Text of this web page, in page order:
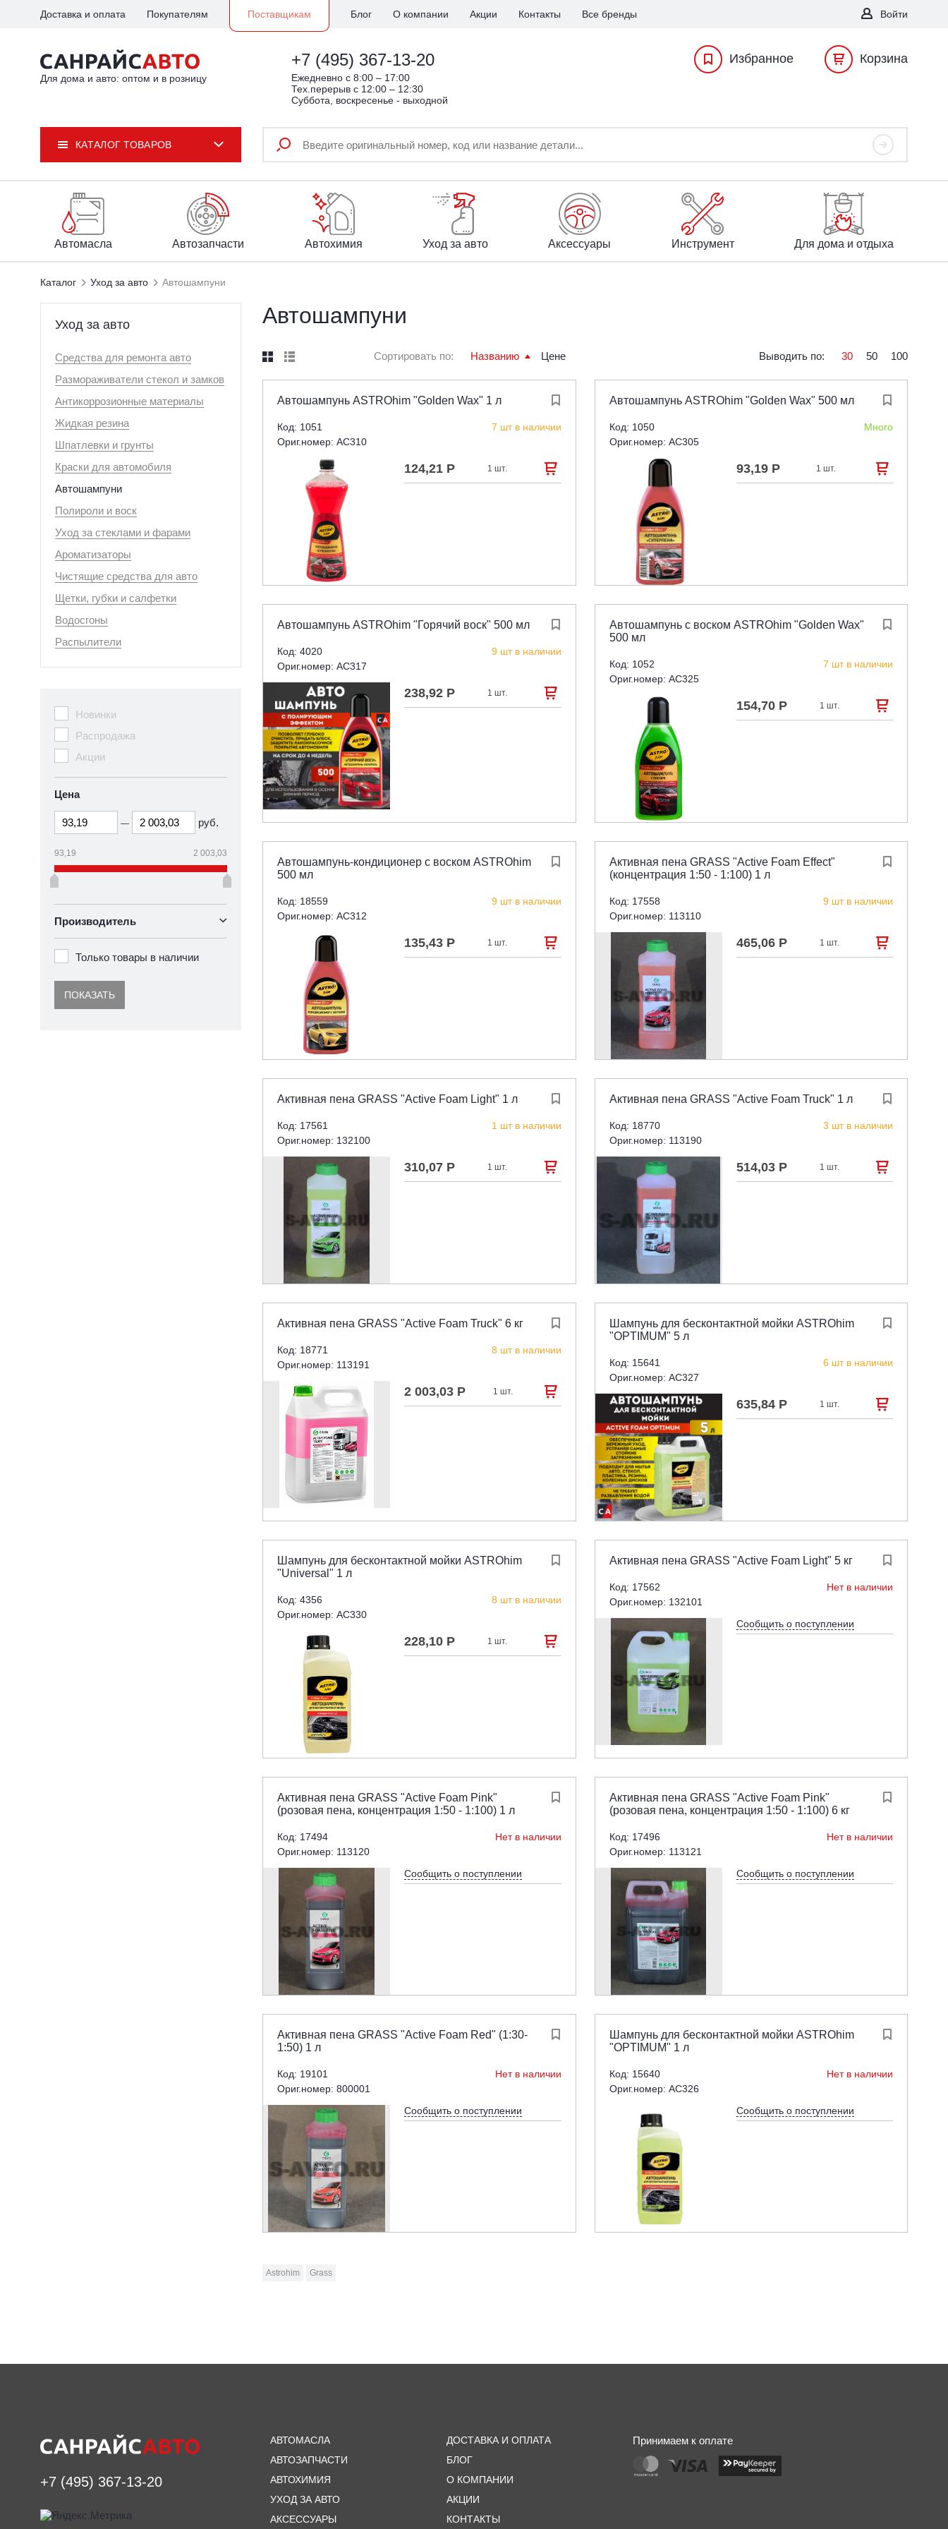
Доставка и оплата Покупателям Поставщикам Блог О компании Акции Контакты Все бренды Войти
Для дома и авто: оптом и в розницу
+7 (495) 367-13-20
Ежедневно c 8:00 – 17:00
Тех.перерыв с 12:00 – 12:30
Суббота, воскресенье - выходной
Избранное Корзина
КАТАЛОГ ТОВАРОВ
Автомасла Автозапчасти Автохимия Уход за авто Аксессуары Инструмент Для дома и отдыха
Каталог Уход за авто Автошампуни
Уход за авто
Средства для ремонта авто
Размораживатели стекол и замков
Антикоррозионные материалы
Жидкая резина
Шпатлевки и грунты
Краски для автомобиля
Автошампуни
Полироли и воск
Уход за стеклами и фарами
Ароматизаторы
Чистящие средства для авто
Щетки, губки и салфетки
Водосгоны
Распылители
Новинки
Распродажа
Акции
Цена
— руб.
93,19 2 003,03
Производитель
Только товары в наличии
ПОКАЗАТЬ
Автошампуни
  Сортировать по: Названию Цене Выводить по: 30 50 100

Автошампунь ASTROhim "Golden Wax" 1 л
Код: 1051
7 шт в наличии
Ориг.номер: AC310
124,21 Р 1 шт. 

Автошампунь ASTROhim "Golden Wax" 500 мл
Код: 1050
Много
Ориг.номер: AC305
93,19 Р 1 шт. 

Автошампунь ASTROhim "Горячий воск" 500 мл
Код: 4020
9 шт в наличии
Ориг.номер: AC317
238,92 Р 1 шт. 

Автошампунь с воском ASTROhim "Golden Wax"
500 мл
Код: 1052
7 шт в наличии
Ориг.номер: AC325
154,70 Р 1 шт. 

Автошампунь-кондиционер с воском ASTROhim
500 мл
Код: 18559
9 шт в наличии
Ориг.номер: AC312
135,43 Р 1 шт. 

Активная пена GRASS "Active Foam Effect"
(концентрация 1:50 - 1:100) 1 л
Код: 17558
9 шт в наличии
Ориг.номер: 113110
465,06 Р 1 шт. 

Активная пена GRASS "Active Foam Light" 1 л
Код: 17561
1 шт в наличии
Ориг.номер: 132100
310,07 Р 1 шт. 

Активная пена GRASS "Active Foam Truck" 1 л
Код: 18770
3 шт в наличии
Ориг.номер: 113190
514,03 Р 1 шт. 

Активная пена GRASS "Active Foam Truck" 6 кг
Код: 18771
8 шт в наличии
Ориг.номер: 113191
2 003,03 Р 1 шт. 

Шампунь для бесконтактной мойки ASTROhim
"OPTIMUM" 5 л
Код: 15641
6 шт в наличии
Ориг.номер: AC327
635,84 Р 1 шт. 

Шампунь для бесконтактной мойки ASTROhim
"Universal" 1 л
Код: 4356
8 шт в наличии
Ориг.номер: AC330
228,10 Р 1 шт. 

Активная пена GRASS "Active Foam Light" 5 кг
Код: 17562
Нет в наличии
Ориг.номер: 132101
Сообщить о поступлении

Активная пена GRASS "Active Foam Pink"
(розовая пена, концентрация 1:50 - 1:100) 1 л
Код: 17494
Нет в наличии
Ориг.номер: 113120
Сообщить о поступлении

Активная пена GRASS "Active Foam Pink"
(розовая пена, концентрация 1:50 - 1:100) 6 кг
Код: 17496
Нет в наличии
Ориг.номер: 113121
Сообщить о поступлении

Активная пена GRASS "Active Foam Red" (1:30-
1:50) 1 л
Код: 19101
Нет в наличии
Ориг.номер: 800001
Сообщить о поступлении

Шампунь для бесконтактной мойки ASTROhim
"OPTIMUM" 1 л
Код: 15640
Нет в наличии
Ориг.номер: AC326
Сообщить о поступлении
Astrohim Grass
+7 (495) 367-13-20
АВТОМАСЛА
АВТОЗАПЧАСТИ
АВТОХИМИЯ
УХОД ЗА АВТО
АКСЕССУАРЫ
ДОСТАВКА И ОПЛАТА
БЛОГ
О КОМПАНИИ
АКЦИИ
КОНТАКТЫ
Принимаем к оплате